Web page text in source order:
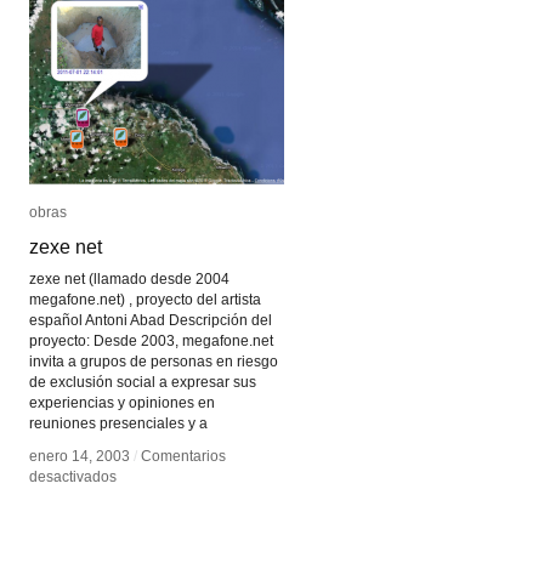
obras
zexe net
zexe net (llamado desde 2004
megafone.net) , proyecto del artista
español Antoni Abad Descripción del
proyecto: Desde 2003, megafone.net
invita a grupos de personas en riesgo
de exclusión social a expresar sus
experiencias y opiniones en
reuniones presenciales y a
enero 14, 2003 / Comentarios
desactivadosen
obras
zexe net
enero 14, 2003 / Comentarios
desactivadosen